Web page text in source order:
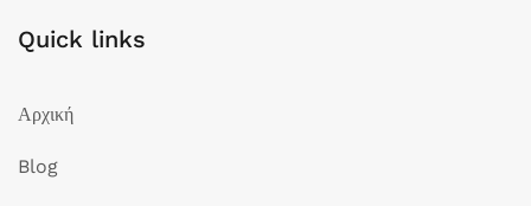
Quick links
Αρχική
Blog